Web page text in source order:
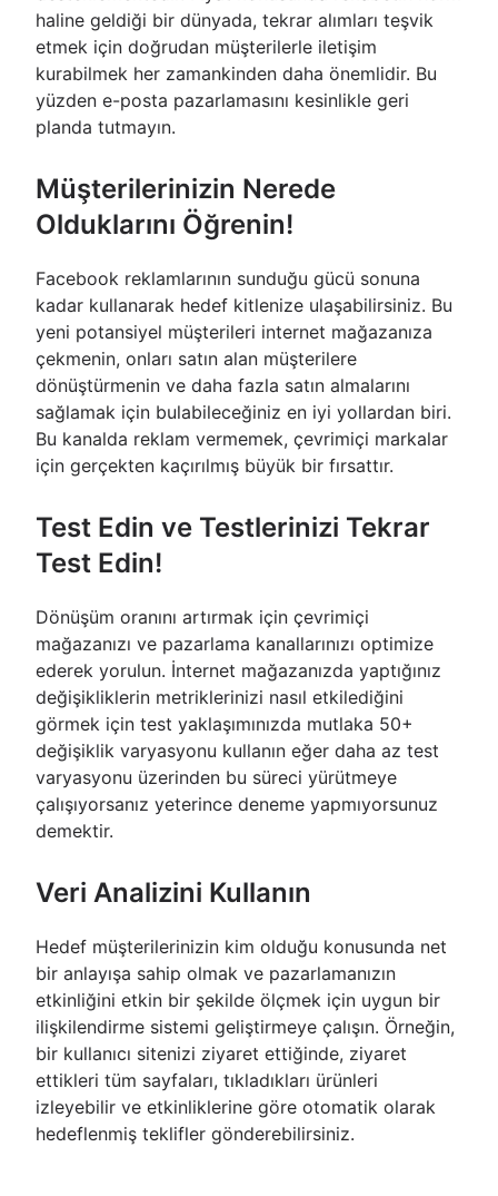
haline geldiği bir dünyada, tekrar alımları teşvik
etmek için doğrudan müşterilerle iletişim
kurabilmek her zamankinden daha önemlidir. Bu
yüzden e-posta pazarlamasını kesinlikle geri
planda tutmayın.
Müşterilerinizin Nerede
Olduklarını Öğrenin!
Facebook reklamlarının sunduğu gücü sonuna
kadar kullanarak hedef kitlenize ulaşabilirsiniz. Bu
yeni potansiyel müşterileri internet mağazanıza
çekmenin, onları satın alan müşterilere
dönüştürmenin ve daha fazla satın almalarını
sağlamak için bulabileceğiniz en iyi yollardan biri.
Bu kanalda reklam vermemek, çevrimiçi markalar
için gerçekten kaçırılmış büyük bir fırsattır.
Test Edin ve Testlerinizi Tekrar
Test Edin!
Dönüşüm oranını artırmak için çevrimiçi
mağazanızı ve pazarlama kanallarınızı optimize
ederek yorulun. İnternet mağazanızda yaptığınız
değişikliklerin metriklerinizi nasıl etkilediğini
görmek için test yaklaşımınızda mutlaka 50+
değişiklik varyasyonu kullanın eğer daha az test
varyasyonu üzerinden bu süreci yürütmeye
çalışıyorsanız yeterince deneme yapmıyorsunuz
demektir.
Veri Analizini Kullanın
Hedef müşterilerinizin kim olduğu konusunda net
bir anlayışa sahip olmak ve pazarlamanızın
etkinliğini etkin bir şekilde ölçmek için uygun bir
ilişkilendirme sistemi geliştirmeye çalışın. Örneğin,
bir kullanıcı sitenizi ziyaret ettiğinde, ziyaret
ettikleri tüm sayfaları, tıkladıkları ürünleri
izleyebilir ve etkinliklerine göre otomatik olarak
hedeflenmiş teklifler gönderebilirsiniz.